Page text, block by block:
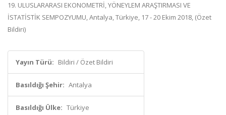
19. ULUSLARARASI EKONOMETRİ, YÖNEYLEM ARAŞTIRMASI VE
İSTATİSTİK SEMPOZYUMU, Antalya, Türkiye, 17 - 20 Ekim 2018, (Özet
Bildiri)
Yayın Türü: Bildiri / Özet Bildiri
Basıldığı Şehir: Antalya
Basıldığı Ülke: Türkiye